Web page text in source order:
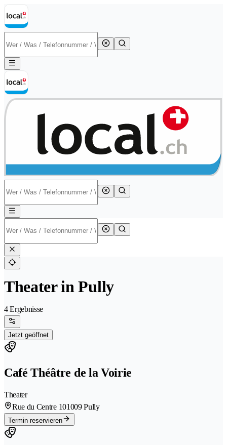
Theater in Pully
4 Ergebnisse
Jetzt geöffnet
Café Théâtre de la Voirie
Theater
Rue du Centre 101009 Pully
Termin reservieren